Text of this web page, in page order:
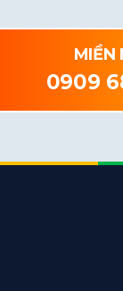
MIỀN
0909